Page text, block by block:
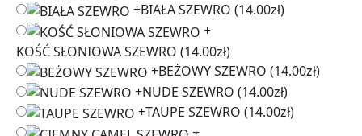
+BIAŁA SZEWRO (14.00zł)
+
KOŚĆ SŁONIOWA SZEWRO (14.00zł)
+BEŻOWY SZEWRO (14.00zł)
+NUDE SZEWRO (14.00zł)
+TAUPE SZEWRO (14.00zł)